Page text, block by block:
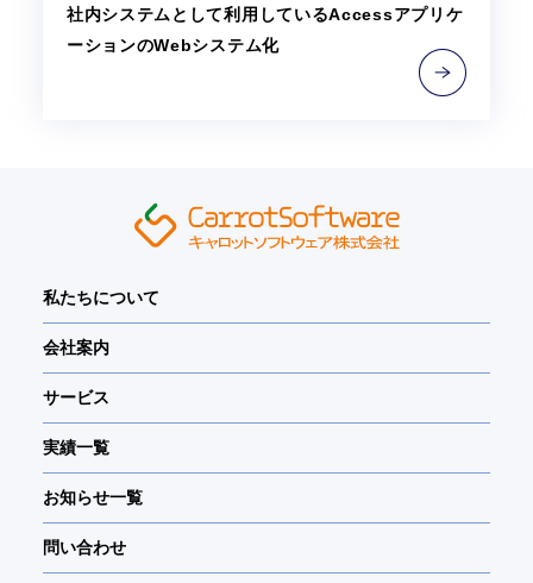
社内システムとして利用しているAccessアプリケ
ーションのWebシステム化
私たちについて
会社案内
サービス
実績一覧
お知らせ一覧
問い合わせ